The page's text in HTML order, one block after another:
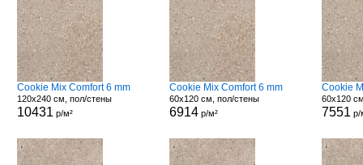
Cookie Mix Comfort 6 mm
120x240 см, пол/стены
10431 р/м²
Cookie Mix Comfort 6 mm
60x120 см, пол/стены
6914 р/м²
Cookie
60x120
7551 р/